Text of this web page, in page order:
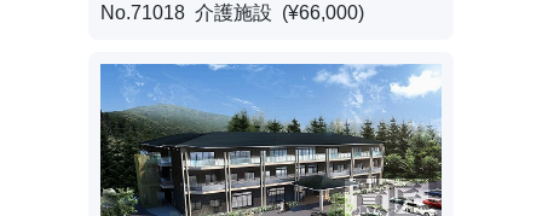
No.71018 介護施設 (¥66,000)